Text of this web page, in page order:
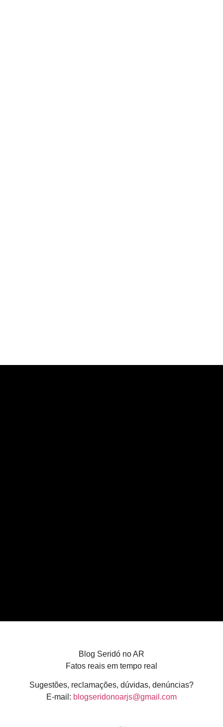
Blog Seridó no AR
Fatos reais em tempo real
Sugestões, reclamações, dúvidas, denúncias?
E-mail: blogseridonoarjs@gmail.com